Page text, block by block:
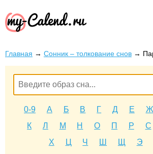
Главная → Сонник – толкование снов →
0-9 А Б В Г Д Е Ж
К
Л М Н О П Р С
Х
Ц Ч Ш Щ Э